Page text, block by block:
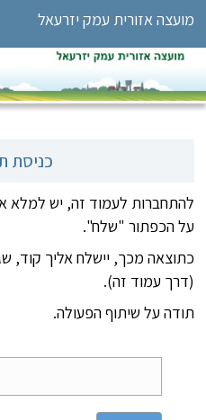
מועצה אזורית עמק יזרעאל
כניסת
להתחברות לעמוד זה, יש למלא
על הכפתור "שלח".
כתוצאה מכך, יישלח אליך קוד,
(דרך עמוד זה).
תודה על שיתוף הפעולה.